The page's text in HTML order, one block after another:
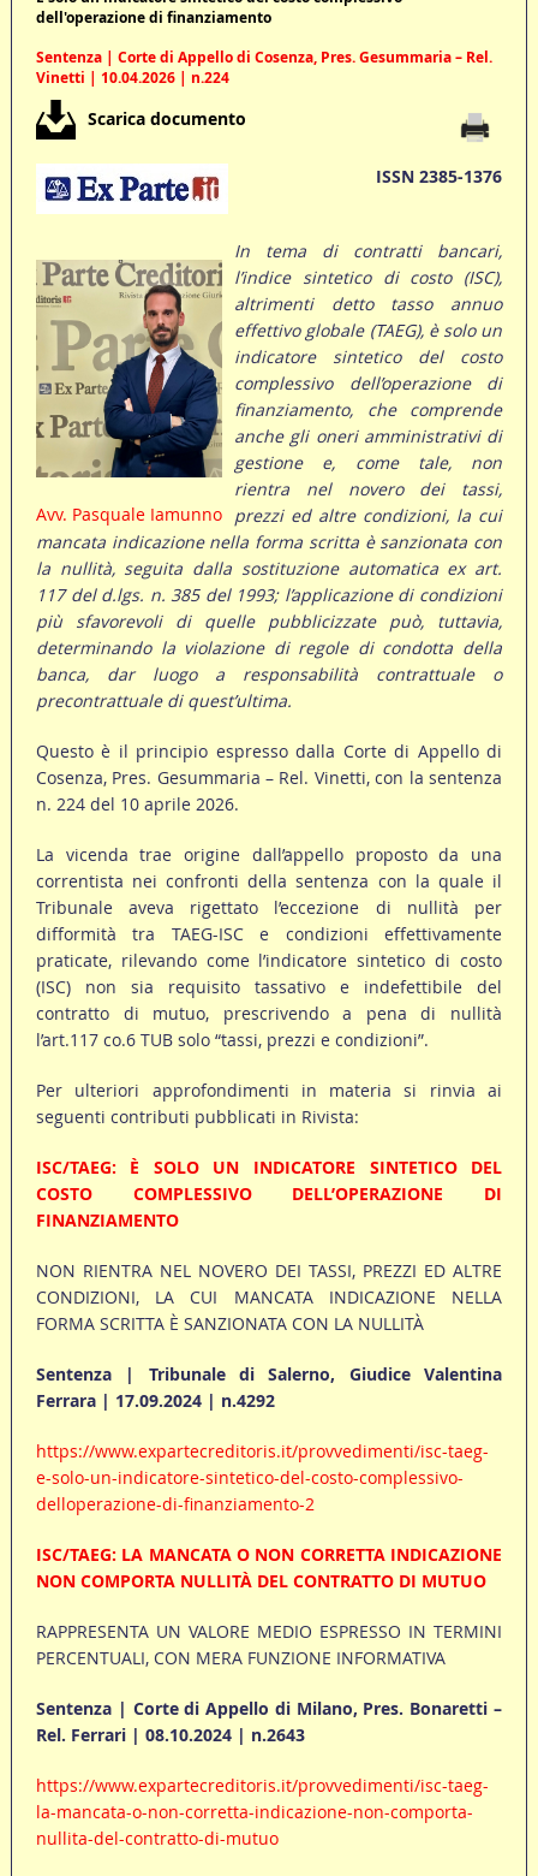
dell'operazione di finanziamento
Sentenza | Corte di Appello di Cosenza, Pres. Gesummaria – Rel.
Vinetti | 10.04.2026 | n.224
Scarica documento
ISSN 2385-1376
Avv. Pasquale Iamunno
In tema di contratti bancari,
l’indice sintetico di costo (ISC),
altrimenti detto tasso annuo
effettivo globale (TAEG), è solo un
indicatore sintetico del costo
complessivo dell’operazione di
finanziamento, che comprende
anche gli oneri amministrativi di
gestione e, come tale, non
rientra nel novero dei tassi,
prezzi ed altre condizioni, la cui
mancata indicazione nella forma scritta è sanzionata con
la nullità, seguita dalla sostituzione automatica ex art.
117 del d.lgs. n. 385 del 1993; l’applicazione di condizioni
più sfavorevoli di quelle pubblicizzate può, tuttavia,
determinando la violazione di regole di condotta della
banca, dar luogo a responsabilità contrattuale o
precontrattuale di quest’ultima.
Questo è il principio espresso dalla Corte di Appello di
Cosenza, Pres. Gesummaria – Rel. Vinetti, con la sentenza
n. 224 del 10 aprile 2026.
La vicenda trae origine dall’appello proposto da una
correntista nei confronti della sentenza con la quale il
Tribunale aveva rigettato l’eccezione di nullità per
difformità tra TAEG-ISC e condizioni effettivamente
praticate, rilevando come l’indicatore sintetico di costo
(ISC) non sia requisito tassativo e indefettibile del
contratto di mutuo, prescrivendo a pena di nullità
l’art.117 co.6 TUB solo “tassi, prezzi e condizioni”.
Per ulteriori approfondimenti in materia si rinvia ai
seguenti contributi pubblicati in Rivista:
ISC/TAEG: È SOLO UN INDICATORE SINTETICO DEL
COSTO COMPLESSIVO DELL’OPERAZIONE DI
FINANZIAMENTO
NON RIENTRA NEL NOVERO DEI TASSI, PREZZI ED ALTRE
CONDIZIONI, LA CUI MANCATA INDICAZIONE NELLA
FORMA SCRITTA È SANZIONATA CON LA NULLITÀ
Sentenza | Tribunale di Salerno, Giudice Valentina
Ferrara | 17.09.2024 | n.4292
https://www.expartecreditoris.it/provvedimenti/isc-taeg-
e-solo-un-indicatore-sintetico-del-costo-complessivo-
delloperazione-di-finanziamento-2
ISC/TAEG: LA MANCATA O NON CORRETTA INDICAZIONE
NON COMPORTA NULLITÀ DEL CONTRATTO DI MUTUO
RAPPRESENTA UN VALORE MEDIO ESPRESSO IN TERMINI
PERCENTUALI, CON MERA FUNZIONE INFORMATIVA
Sentenza | Corte di Appello di Milano, Pres. Bonaretti –
Rel. Ferrari | 08.10.2024 | n.2643
https://www.expartecreditoris.it/provvedimenti/isc-taeg-
la-mancata-o-non-corretta-indicazione-non-comporta-
nullita-del-contratto-di-mutuo